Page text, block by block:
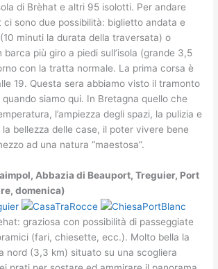
di Brèhat e altri 95 isolotti. Per andare
ci sono due possibilità: biglietto andata e
minuti la durata della traversata) o
barca più giro a piedi sull’isola (grande 3,5
con la tratta normale. La prima corsa è
19. Questa sera abbiamo visto il tramonto
siamo qui. In Bretagna quello che
l’ampiezza degli spazi, la pulizia e
bellezza delle case, il poter vivere bene
ad una natura “maestosa”.
Abbazia di Beauport, Treguier, Port
domenica)
graziosa con possibilità di passeggiate
(fari, chiesette, ecc.). Molto bella la
nord (3,3 km) situato su una scogliera